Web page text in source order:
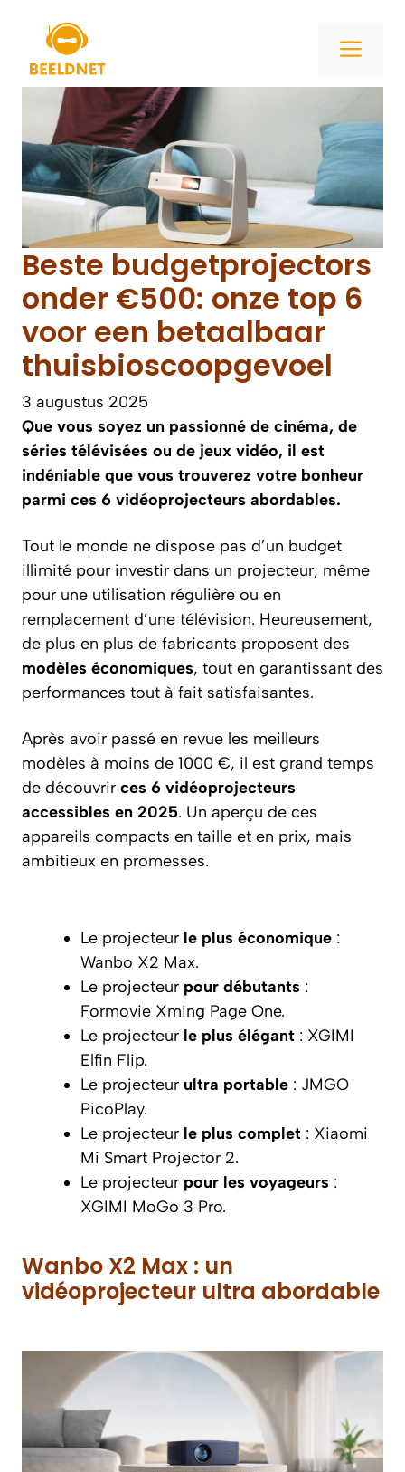
inhoud
Beste budgetprojectors
onder €500: onze top 6
voor een betaalbaar
thuisbioscoopgevoel
3 augustus 2025
Que vous soyez un passionné de cinéma, de
séries télévisées ou de jeux vidéo, il est
indéniable que vous trouverez votre bonheur
parmi ces 6 vidéoprojecteurs abordables.
Tout le monde ne dispose pas d’un budget
illimité pour investir dans un projecteur, même
pour une utilisation régulière ou en
remplacement d’une télévision. Heureusement,
de plus en plus de fabricants proposent des
modèles économiques, tout en garantissant des
performances tout à fait satisfaisantes.
Après avoir passé en revue les meilleurs
modèles à moins de 1000 €, il est grand temps
de découvrir ces 6 vidéoprojecteurs
accessibles en 2025. Un aperçu de ces
appareils compacts en taille et en prix, mais
ambitieux en promesses.
Le projecteur le plus économique:
Wanbo X2 Max.
Le projecteur pour débutants :
Formovie Xming Page One.
Le projecteur le plus élégant: XGIMI
Elfin Flip.
Le projecteur ultra portable: JMGO
PicoPlay.
Le projecteur le plus complet: Xiaomi
Mi Smart Projector 2.
Le projecteur pour les voyageurs :
XGIMI MoGo 3 Pro.
Wanbo X2 Max : un
vidéoprojecteur ultra abordable